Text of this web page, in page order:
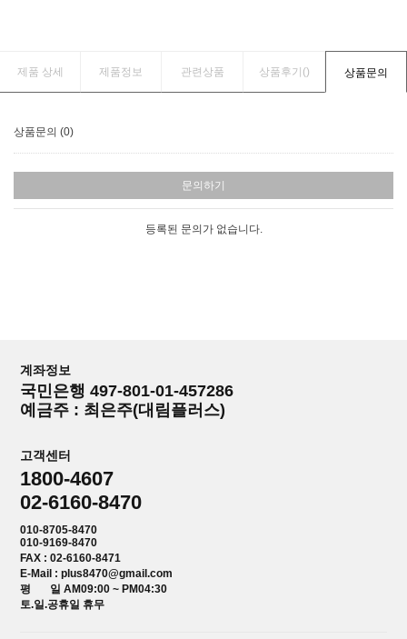
제품 상세 제품정보 관련상품 상품후기() 상품문의
상품문의 (0)
문의하기
등록된 문의가 없습니다.
계좌정보
국민은행 497-801-01-457286
예금주 : 최은주(대림플러스)
고객센터
1800-4607
02-6160-8470
010-8705-8470
010-9169-8470
FAX : 02-6160-8471
E-Mail : plus8470@gmail.com
평 일 AM09:00 ~ PM04:30
토.일.공휴일 휴무